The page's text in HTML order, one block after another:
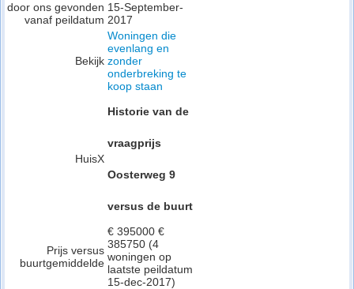
door ons gevonden
vanaf peildatum
15-September-
2017
Bekijk
Woningen die
evenlang en
zonder
onderbreking te
koop staan
HuisX
Historie van de
vraagprijs
Oosterweg 9
versus de buurt
Prijs versus
buurtgemiddelde
€ 395000 €
385750 (4
woningen op
laatste peildatum
15-dec-2017)